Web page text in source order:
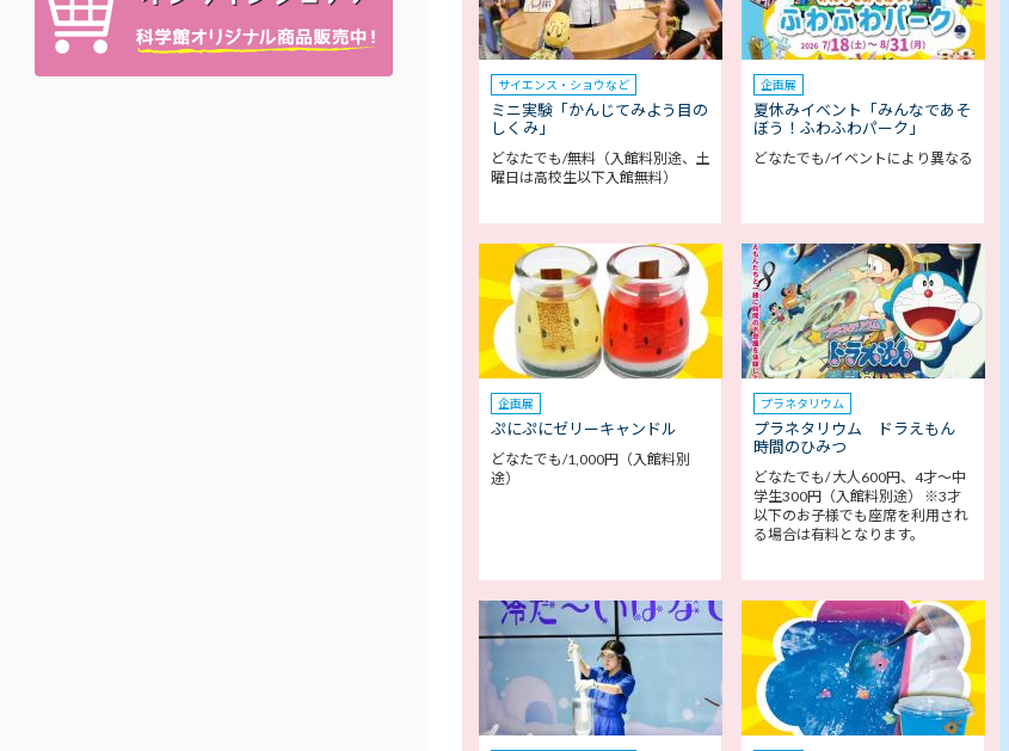
サイエンス・ショウなど
ミニ実験「かんじてみよう目の
しくみ」
どなたでも/無料（入館料別途、土
曜日は高校生以下入館無料）
企画展
夏休みイベント「みんなであそ
ぼう！ふわふわパーク」
どなたでも/イベントにより異なる
企画展
ぷにぷにゼリーキャンドル
どなたでも/1,000円（入館料別
途）
プラネタリウム
プラネタリウム ドラえもん
時間のひみつ
どなたでも/ 大人600円、4才～中
学生300円（入館料別途） ※3才
以下のお子様でも座席を利用され
る場合は有料となります。